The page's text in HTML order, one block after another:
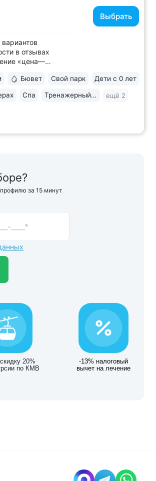
в отзывах
«цена—
Тишина и покой.
воздухом,
Выбрать
Бювет Свой парк Дети с 0 лет
Спа Тренажерный зал ещё 2
за 15 минут
20%
по КМВ
-13% налоговый
вычет на лечение